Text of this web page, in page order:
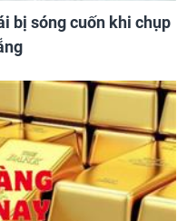
bị sóng cuốn khi chụp